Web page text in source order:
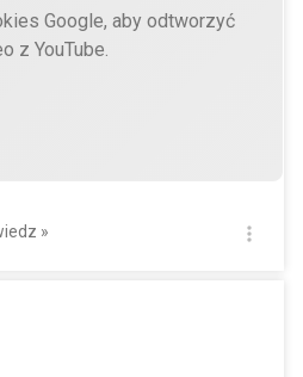
Google, aby odtworzyć
z YouTube.
»